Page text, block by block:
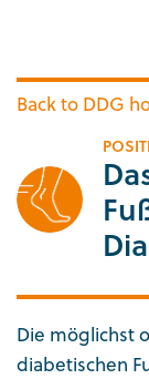
Back to DDG
Die möglichst
diabetischen